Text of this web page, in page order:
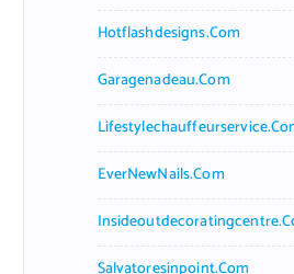
Hotflashdesigns.com
Garagenadeau.com
EverNewNails.com
Salvatoresinpoint.com